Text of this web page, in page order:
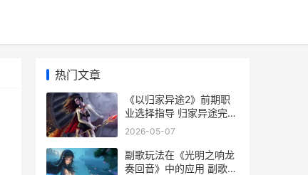
热门文章
《以归家异途2》前期职
业选择指导 归家异途完整
版中文1.3.5
2026-05-07
副歌玩法在《光明之响龙
奏回音》中的应用 副歌在